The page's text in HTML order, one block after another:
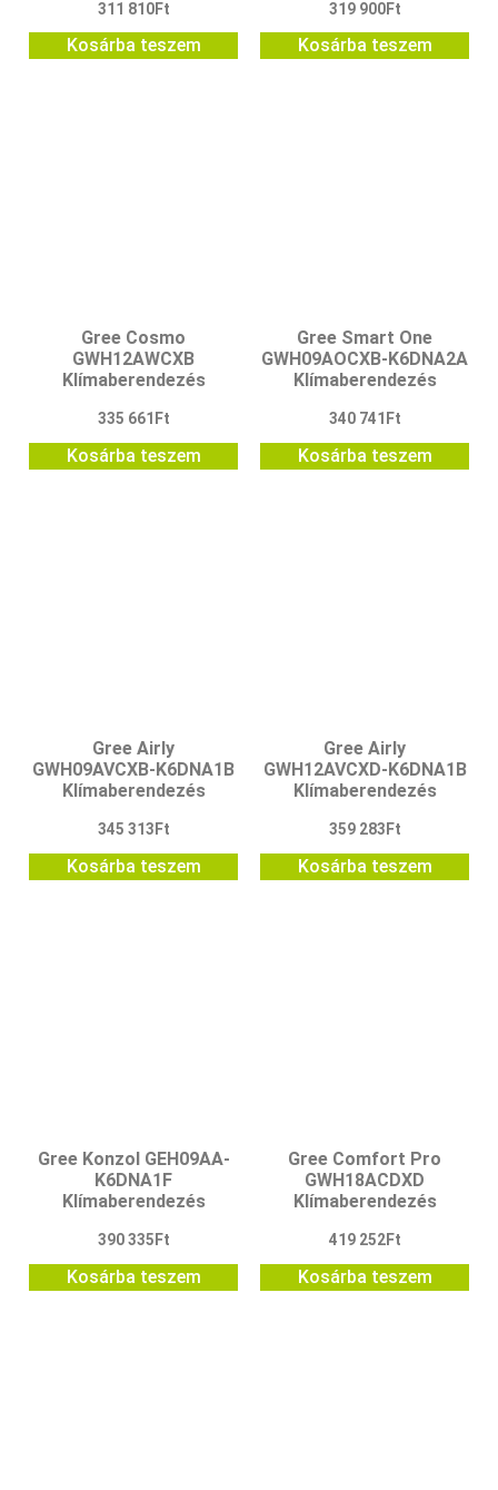
311 810Ft
Kosárba teszem
319 900Ft
Kosárba teszem
Gree Cosmo
GWH12AWCXB
Klímaberendezés
335 661 Ft
Kosárba teszem
Gree Smart One
GWH09AOCXB-K6DNA2A
Klímaberendezés
340 741 Ft
Kosárba teszem
Gree Airly
GWH09AVCXB-K6DNA1B
Klímaberendezés
345 313 Ft
Kosárba teszem
Gree Airly
GWH12AVCXD-K6DNA1B
Klímaberendezés
359 283 Ft
Kosárba teszem
Gree Konzol GEH09AA-
K6DNA1F
Klímaberendezés
390 335 Ft
Kosárba teszem
Gree Comfort Pro
GWH18ACDXD
Klímaberendezés
419 252Ft
Kosárba teszem